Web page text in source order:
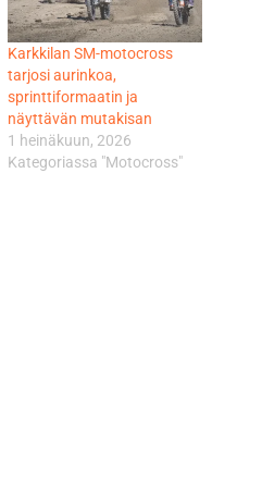
Karkkilan SM-motocross
tarjosi aurinkoa,
sprinttiformaatin ja
näyttävän mutakisan
1 heinäkuun, 2026
Kategoriassa "Motocross"